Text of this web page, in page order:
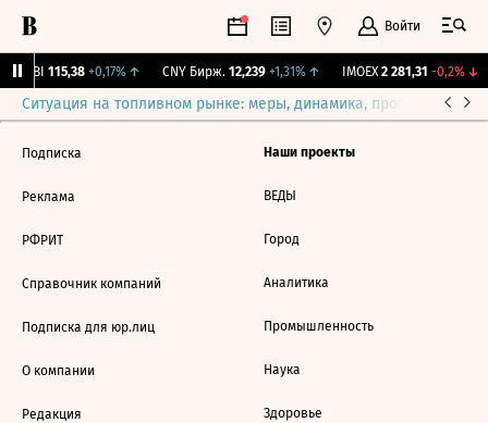
Войти
RGBI 115,38 +0,17%↑ CNY Бирж. 12,239 +1,31%↑ IMOEX 2 281,31 -0,2%↓
Ситуация на топливном рынке: меры, динамика, прогнозы
Подписка
Реклама
РФРИТ
Справочник компаний
Подписка для юр.лиц
О компании
Редакция
Наши проекты
ВЕДЫ
Город
Аналитика
Промышленность
Наука
Здоровье